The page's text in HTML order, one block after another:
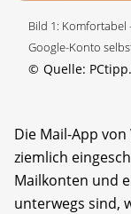
Bild 1:
Google-Konto
© Quelle:
Die Mail-App
ziemlich
Mailkonten und
unterwegs sind,